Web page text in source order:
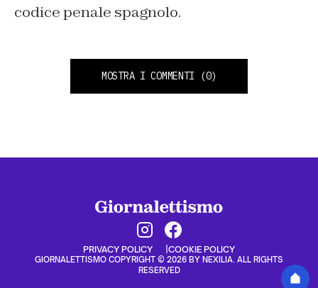
codice penale spagnolo.
MOSTRA I COMMENTI (0)
PRIVACY POLICY COOKIE POLICY
GIORNALETTISMO COPYRIGHT © 2026 BY NEXILIA. ALL RIGHTS
RESERVED